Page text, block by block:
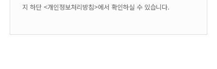
지 하단 <개인정보처리방침>에서 확인하실 수 있습니다.